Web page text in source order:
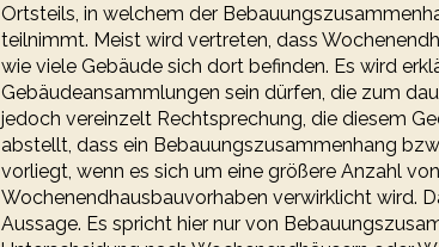
Ortsteils, in welchem der
teilnimmt. Meist wird vertreten, dass
wie viele Gebäude sich dort befinden. Es wird
Gebäudeansammlungen sein dürfen, die zum
jedoch vereinzelt Rechtsprechung, die diesem
abstellt, dass ein Bebauungszusammenhang
vorliegt, wenn es sich um eine größere Anzahl
Wochenendhausbauvorhaben verwirklicht wird.
Aussage. Es spricht hier nur von